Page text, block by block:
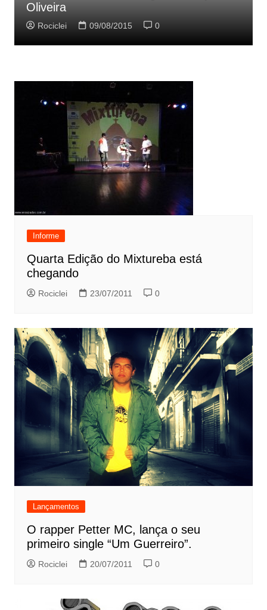
Oliveira
Rociclei 09/08/2015 0
Informe
Quarta Edição do Mixtureba está
chegando
Rociclei 23/07/2011 0
Lançamentos
O rapper Petter MC, lança o seu
primeiro single “Um Guerreiro”.
Rociclei 20/07/2011 0